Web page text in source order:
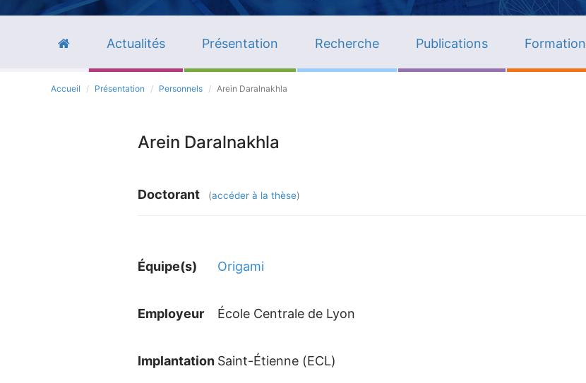
Actualités Présentation Recherche Publications Formation
Accueil Présentation Personnels Arein Daralnakhla
Arein Daralnakhla
Doctorant (accéder à la thèse)
Équipe(s) Origami
Employeur École Centrale de Lyon
Implantation Saint-Étienne (ECL)